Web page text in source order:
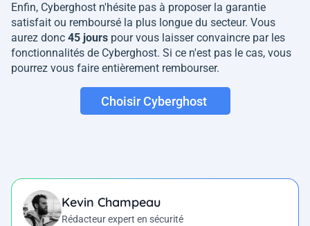
Enfin, Cyberghost n'hésite pas à proposer la garantie
satisfait ou remboursé la plus longue du secteur. Vous
aurez donc 45 jours pour vous laisser convaincre par les
fonctionnalités de Cyberghost. Si ce n'est pas le cas, vous
pourrez vous faire entièrement rembourser.
Choisir Cyberghost
Kevin Champeau
Rédacteur expert en sécurité